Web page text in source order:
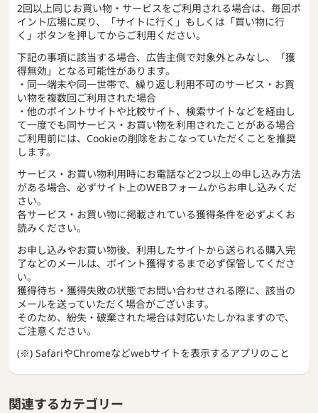
2回以上同じお買い物・サービスをご利用される場合は、毎回ポ
イント広場に戻り、「サイトに行く」もしくは「買い物に行
く」ボタンを押してからご利用ください。
下記の事項に該当する場合、広告主側で対象外とみなし、「獲
得無効」となる可能性があります。
・同一端末や同一世帯で、繰り返し利用不可のサービス・お買
い物を複数回ご利用された場合
・他のポイントサイトや比較サイト、検索サイトなどを経由し
て一度でも同サービス・お買い物を利用されたことがある場合
ご利用前には、Cookieの削除をおこなっていただくことを推奨
します。
サービス・お買い物利用時にお電話など2つ以上の申し込み方法
がある場合、必ずサイト上のWEBフォームからお申し込みくだ
さい。
各サービス・お買い物に掲載されている獲得条件を必ずよくお
読みください。
お申し込みやお買い物後、利用したサイトから送られる購入完
了などのメールは、ポイント獲得するまで必ず保管してくださ
い。
獲得待ち・獲得失敗の状態でお問い合わせされる際に、該当の
メールを送っていただく場合がございます。
そのため、紛失・破棄された場合は対応いたしかねますので、
ご注意ください。
(※) SafariやChromeなどwebサイトを表示するアプリのこと
関連するカテゴリー